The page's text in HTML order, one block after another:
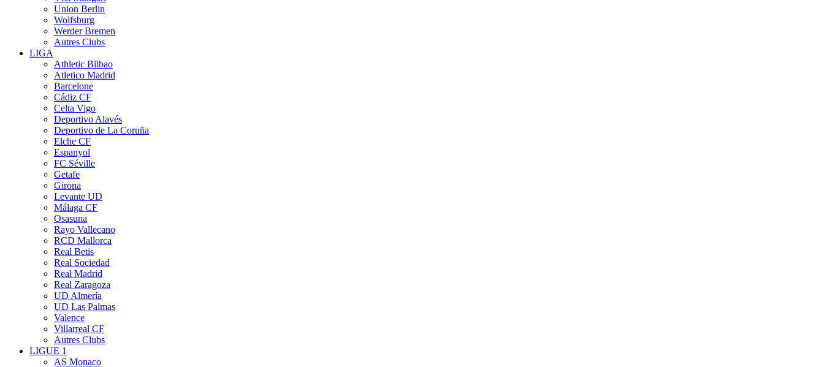
Union Berlin
Wolfsburg
Werder Bremen
Autres Clubs
LIGA
Athletic Bilbao
Atletico Madrid
Barcelone
Cádiz CF
Celta Vigo
Deportivo Alavés
Deportivo de La Coruña
Elche CF
Espanyol
FC Séville
Getafe
Girona
Levante UD
Málaga CF
Osasuna
Rayo Vallecano
RCD Mallorca
Real Betis
Real Sociedad
Real Madrid
Real Zaragoza
UD Almería
UD Las Palmas
Valence
Villarreal CF
Autres Clubs
LIGUE 1
AS Monaco